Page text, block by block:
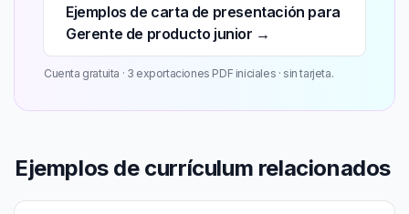
Ejemplos de carta de presentación para
Gerente de producto junior →
Cuenta gratuita · 3 exportaciones PDF iniciales · sin tarjeta.
Ejemplos de currículum relacionados